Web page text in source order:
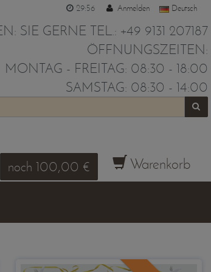
29:56 Anmelden Deutsch
SIE GERNE TEL.: +49 9131 207187
ÖFFNUNGSZEITEN:
MONTAG - FREITAG: 08:30 - 18:00
SAMSTAG: 08:30 - 14:00
noch 100,00 € Warenkorb